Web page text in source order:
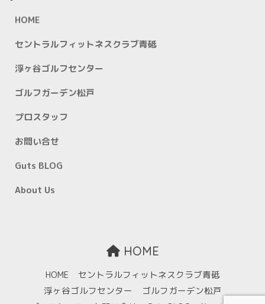
HOME
セントラルフィットネスクラブ青砥
浮ヶ谷ゴルフセンター
ゴルフガーデン松戸
プロスタッフ
お問い合せ
Guts BLOG
About Us
HOME
HOME
セントラルフィットネスクラブ青砥
浮ヶ谷ゴルフセンター
ゴルフガーデン松戸